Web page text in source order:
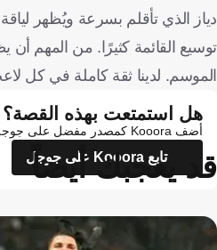
دياز الذي تأقلم بسرعة ويُظهر
توسيع القائمة كثيرًا. من المهم
الموسم. لدينا ثقة كاملة في كل
هل استمتعت بهذه القصة؟
أضف Kooora كمصدر مفضل على جوجل للاطلاع على المزيد من تقاريرنا
تابع Kooora على جوجل
قد يعجبك أيضاً